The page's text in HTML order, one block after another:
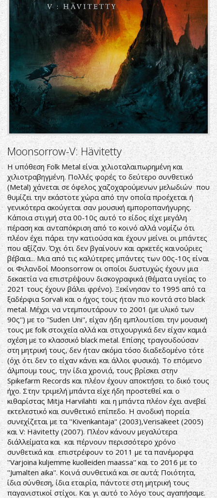
Moonsorrow-V: Hävitetty
Η υπόθεση Folk Metal είναι χιλιοταλαιπωρημένη και
χιλιοτραβηγμένη. Πολλές φορές το δεύτερο συνθετικό
(Metal) χάνεται σε όφελος χαζοχαρούμενων μελωδιών που
θυμίζει την εκάστοτε χώρα από την οποία προέχεται ή
γενικότερα ακούγεται σαν μουσική εμποροπανήγυρης.
Κάποια στιγμή στα 00-10ς αυτό το είδος είχε μεγάλη
πέραση και ανταπόκριση από το κοινό αλλά νομίζω ότι
πλέον έχει πάρει την κατιούσα και έχουν μείνει οι μπάντες
που αξίζαν. Όχι ότι δεν βγαίνουν και αρκετές καινούριες
βέβαια... Μια από τις καλύτερες μπάντες των 00ς-10ς είναι
οι Φιλανδοί Moonsorrow οι οποίοι δυστυχώς έχουν μια
δεκαετία να επιστρέψουν δισκογραφικά (θέματα υγείας το
2021 τους έχουν βάλει φρένο). Ξεκίνησαν το 1995 από τα
ξαδέρφια Sorvali και ο ήχος τους ήταν πιο κοντά στο black
metal. Μέχρι να ντεμπουτάρουν το 2001 (με υλικό των
90ς'') με το ''Suden Uni'', είχαν ήδη εμπλουτίσει την μουσική
τους με folk στοιχεία αλλά και στιχουργικά δεν είχαν καμιά
σχέση με το κλασσικό black metal. Επίσης τραγουδούσαν
στη μητρική τους, δεν ήταν ακόμα τόσο διαδεδομένο τότε
(όχι ότι δεν το είχαν κάνει και άλλοι φυσικά). Το επόμενο
άλμπουμ τους, την ίδια χρονιά, τους βρίσκει στην
Spikefarm Records και πλέον έχουν αποκτήσει το δικό τους
ήχο. Στην τριμελή μπάντα είχε ήδη προστεθεί και ο
κιθαρίστας Mitja Harvilahti και η μπάντα πλέον έχει ανεβεί
εκτελεστικό και συνθετικό επίπεδο. Η ανοδική πορεία
συνεχίζεται με τα ''Kivenkantaja'' (2003),Verisäkeet (2005)
και V: Hävitetty (2007). Πλέον κάνουν μεγαλύτερα
διάλλείματα και και πέρνουν περισσότερο χρόνο
συνθετικά και επιστρέφουν το 2011 με τα πανέμορφα
''Varjoina kuljemme kuolleiden maassa'' και το 2016 με το
''Jumalten aika''. Κοινά συνθετικά και σε αυτά; Ποιότητα,
ίδια σύνθεση, ίδια εταιρία, πάντοτε στη μητρική τους
παγανιστικοί στίχοι. Και γι αυτό το λόγο τους αγαπήσαμε.